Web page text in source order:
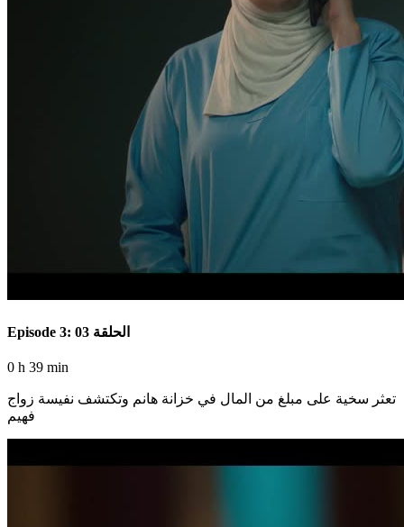
Episode 3: الحلقة 03
0 h 39 min
تعثر سخية على مبلغ من المال في خزانة هانم وتكتشف نفيسة زواج
فهيم